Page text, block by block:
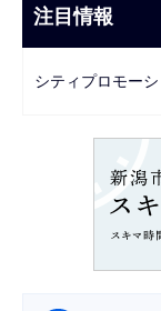
ま
で
ビ
ー
注目情報
シティプロモー